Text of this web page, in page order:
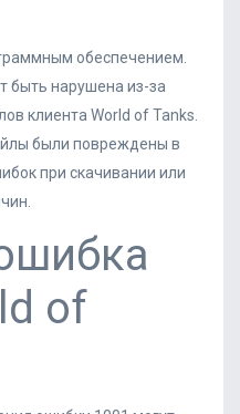
обеспечением.
быть нарушена из-за
клиента World of Tanks.
были повреждены в
при скачивании или
of